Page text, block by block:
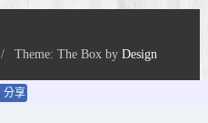
分享
/ Theme: The Box byDesign